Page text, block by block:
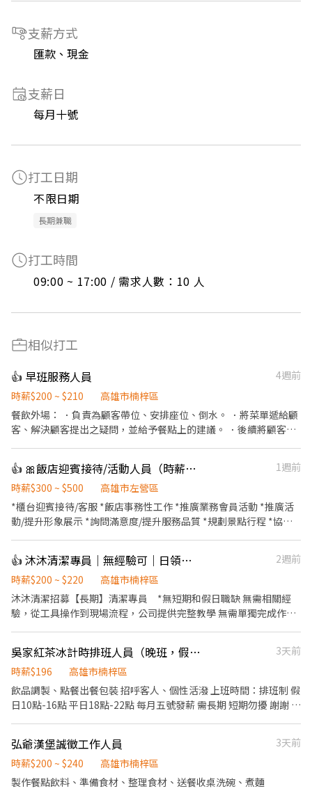
支薪方式
匯款、現金
支薪日
每月十號
打工日期
不限日期
長期兼職
打工時間
09:00 ~ 17:00 / 需求人數：10 人
相似打工
👍 早班服務人員
4週前
時薪$200 ~ $210
高雄市楠梓區
餐飲外場： ．負責為顧客帶位、安排座位、倒水。 ．將菜單遞給顧
客、解決顧客提出之疑問，並給予餐點上的建議。 ．後續將顧客點
負責結帳、收銀等工作。 餐飲內場： ．擔任廚師的助手，處理烹飪
前與烹飪中之準備工作與其他餐廳相關事務。 ．負責洗、剝、削、
切各種食材。 ．負責清理工作環境、設備和餐具。 ．準備不同餐點
所需要的食材。 ．協助測量食材的容量與重量。 ．負責擺盤、打包
外帶服務。
👍 🎀飯店迎賓接待/活動人員（時薪300-500含獎金)另徵飯店優質清潔房務
1週前
時薪$300 ~ $500
高雄市左營區
*櫃台迎賓接待/客服 *飯店事務性工作 *推廣業務會員活動 *推廣活
動/提升形象展示 *詢問滿意度/提升服務品質 *規劃景點行程 *協助
👍 沐沐清潔專員｜無經驗可｜日領現金
2週前
時薪$200 ~ $220
高雄市楠梓區
沐沐清潔招募【長期】清潔專員 *無短期和假日職缺 無需相關經
驗，從工具操作到現場流程，公司提供完整教學 無需單獨完成作
都誠摯歡迎你加入 ▍工作內容 與清潔團隊前往案場，依主管指示執
行清潔服務 團隊分工合作，不需一人作業 ▍工作地點 皆在大高雄地
區，每日需配合不同案場地點調動 （可自行前往或選擇搭乘公司
車） ▍薪資待遇 時薪200元起，日領現金 依工作表現調整薪資，表
但無法固定每周休 排班彈性可依個人情況協調 ▍其他說明 ．請提前
預約時間且攜帶履歷表前往面試 ．本公司依法規定員工皆須投保勞
時出勤
吳家紅茶冰計時排班人員（晚班，假日班）
3天前
時薪$196
高雄市楠梓區
飲品調製、點餐出餐包裝 招呼客人、個性活潑 上班時間：排班制 假
日10點-16點 平日18點-22點 每月五號發薪 需長期 短期勿擾 謝謝 有
弘爺漢堡誠徵工作人員
3天前
時薪$200 ~ $240
高雄市楠梓區
製作餐點飲料、準備食材、整理食材、送餐收桌洗碗、煮麵